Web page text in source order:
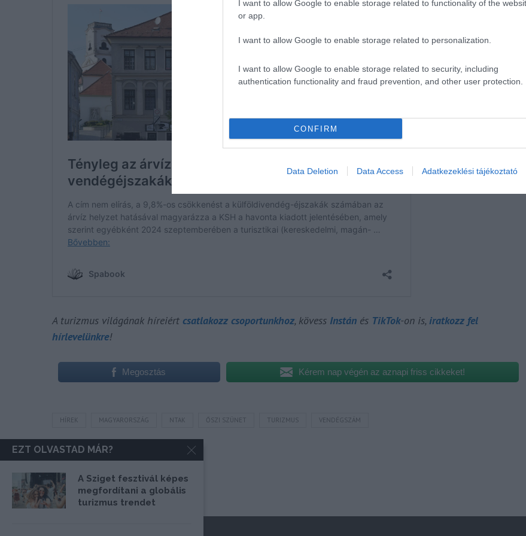
I want to allow Google to enable storage related to functionality of the
or app.
I want to allow Google to enable storage related to personalization.
I want to allow Google to enable storage related to security, including
authentication functionality and fraud prevention, and other user protection.
CONFIRM
Data Deletion Data Access Adatkezeklési tájékoztató
A turizmus világának híreiért csatlakozz csoportunkhoz, kövess Instán és TikTok-on is, iratkozz fel
hírlevelünkre!
Megosztás Kérem nap végén az aznapi friss cikkeket!
HÍREK MAGYARORSZÁG NTAK ŐSZI SZÜNET TURIZMUS VENDÉGSZÁM
EZT OLVASTAD MÁR?
A Sziget fesztivál képes
megfordítani a globális
turizmus trendet